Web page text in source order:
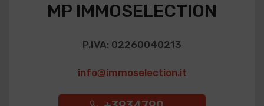
MP IMMOSELECTION
P.IVA: 02260040213
info@immoselection.it